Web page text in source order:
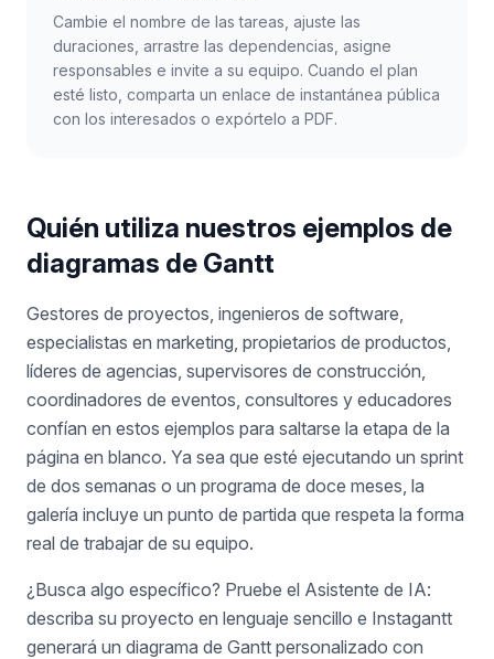
Cambie el nombre de las tareas, ajuste las
duraciones, arrastre las dependencias, asigne
responsables e invite a su equipo. Cuando el plan
esté listo, comparta un enlace de instantánea pública
con los interesados o expórtelo a PDF.
Quién utiliza nuestros ejemplos de
diagramas de Gantt
Gestores de proyectos, ingenieros de software,
especialistas en marketing, propietarios de productos,
líderes de agencias, supervisores de construcción,
coordinadores de eventos, consultores y educadores
confían en estos ejemplos para saltarse la etapa de la
página en blanco. Ya sea que esté ejecutando un sprint
de dos semanas o un programa de doce meses, la
galería incluye un punto de partida que respeta la forma
real de trabajar de su equipo.
¿Busca algo específico? Pruebe el Asistente de IA:
describa su proyecto en lenguaje sencillo e Instagantt
generará un diagrama de Gantt personalizado con